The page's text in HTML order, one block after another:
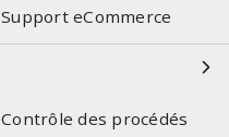
Support eCommerce
Contrôle des procédés